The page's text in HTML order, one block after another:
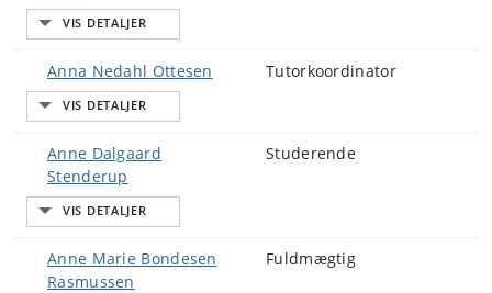
Anna Nedahl Ottesen Tutorkoordinator
Anne Dalgaard
Stenderup
Studerende
Anne Marie Bondesen
Rasmussen
Fuldmægtig